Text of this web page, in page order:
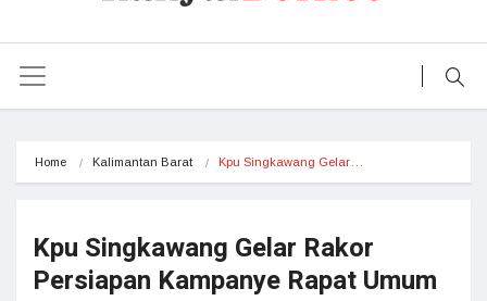
Home Kalimantan Barat Kpu Singkawang Gelar…
Kpu Singkawang Gelar Rakor
Persiapan Kampanye Rapat Umum